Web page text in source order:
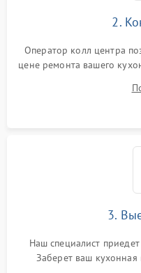
2.
Оператор колл центра
цене ремонта вашего
3.
Наш специалист
Заберет ваш кухонная